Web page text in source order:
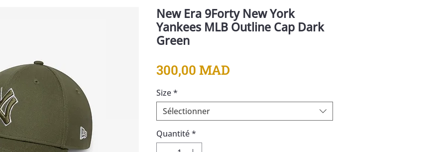
New Era 9Forty New York
Yankees MLB Outline Cap Dark
Green
300,00 MAD
Size*
Sélectionner
Quantité*